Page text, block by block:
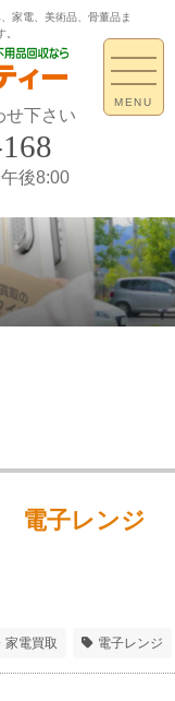
家電、美術品、骨董品ま
せ下さい
後8:00
MENU
電子レンジ
家電買取 電子レンジ